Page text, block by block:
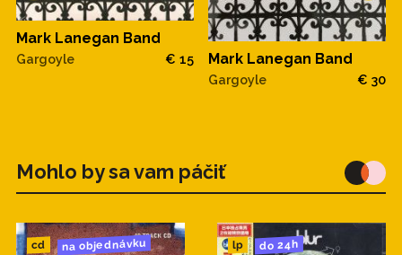
Mark Lanegan Band
Gargoyle € 15 Mark Lanegan Band
Gargoyle € 30
Mohlo by sa vam páčiť
cd na objednávku lp do 24h